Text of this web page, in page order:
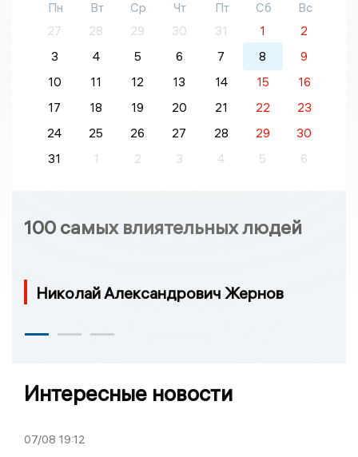
Пн Вт Ср Чт Пт Сб
Вс
27
28 29 30 31 1
2
3
4 5 6 7 8
9
10
11 12 13 14 15
16
17
18 19 20 21 22
23
24
25 26 27 28 29
30
31
1 2 3 4 5 6
100 самых влиятельных людей
Николай Александрович Жернов
Интересные новости
07/08 19:12